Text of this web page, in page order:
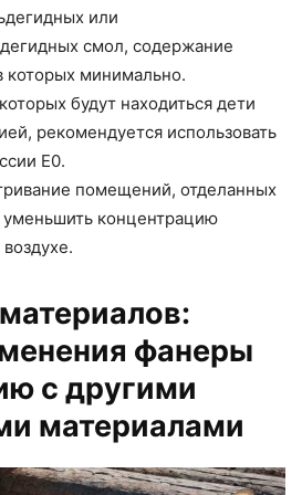
или
смол, содержание
которых минимально.
будут находиться дети
рекомендуется использовать
E0.
помещений, отделанных
концентрацию
фанеры
с другими
материалами